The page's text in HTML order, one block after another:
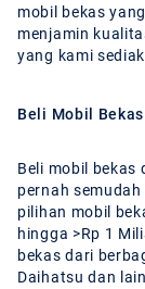
mobil bekas
menjamin
yang kami
Beli Mobil
Beli mobil
pernah
pilihan mobil
hingga >Rp 1
bekas dari
Daihatsu dan